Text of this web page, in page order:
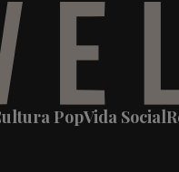
PopVida Social